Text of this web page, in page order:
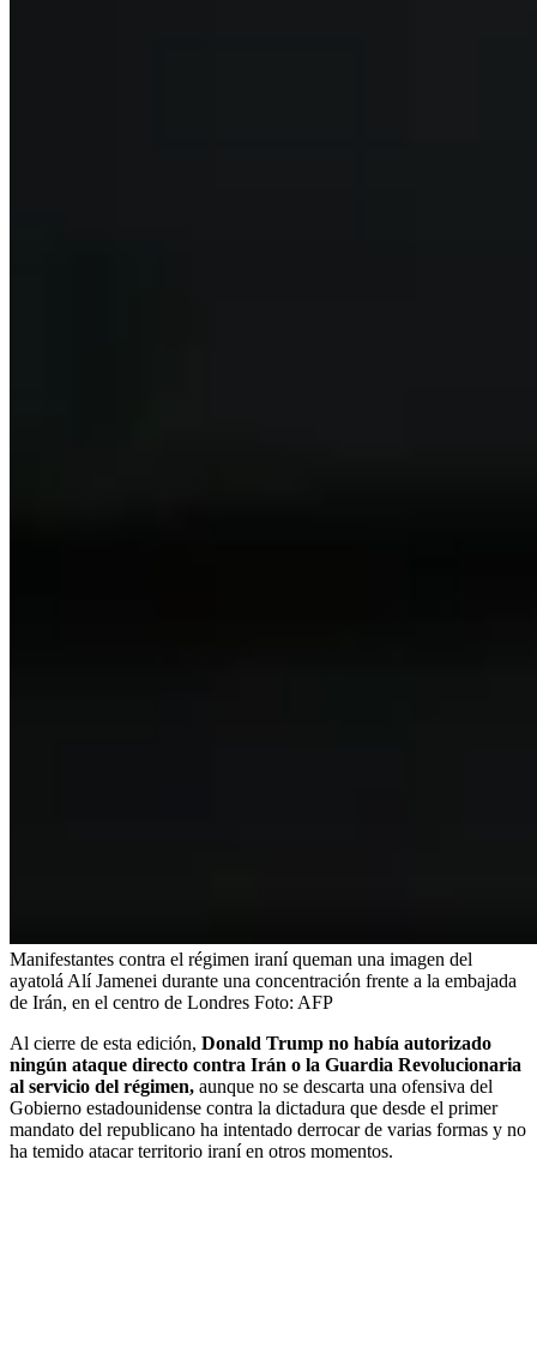
Manifestantes contra el régimen iraní queman una imagen del
ayatolá Alí Jamenei durante una concentración frente a la embajada
de Irán, en el centro de Londres Foto: AFP
Al cierre de esta edición, Donald Trump no había autorizado
ningún ataque directo contra Irán o la Guardia Revolucionaria
al servicio del régimen, aunque no se descarta una ofensiva del
Gobierno estadounidense contra la dictadura que desde el primer
mandato del republicano ha intentado derrocar de varias formas y no
ha temido atacar territorio iraní en otros momentos.